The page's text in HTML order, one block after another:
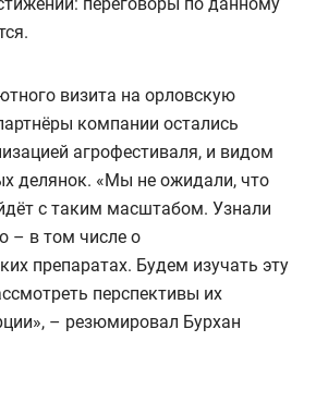
визита на орловскую
компании остались
агрофестиваля, и видом
делянок. «Мы не ожидали, что
с таким масштабом. Узнали
– в том числе о
препаратах. Будем изучать эту
перспективы их
– резюмировал Бурхан